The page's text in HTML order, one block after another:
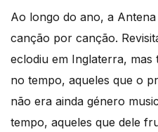
Ao longo do ano, a
canção por canção.
eclodiu em Inglaterra,
no tempo, aqueles que o
não era ainda género
tempo, aqueles que dele